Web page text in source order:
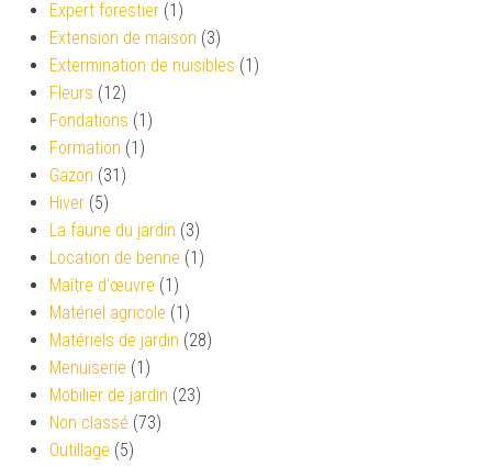
Expert forestier (1)
Extension de maison (3)
Extermination de nuisibles (1)
Fleurs (12)
Fondations (1)
Formation (1)
Gazon (31)
Hiver (5)
La faune du jardin (3)
Location de benne (1)
Maître d'œuvre (1)
Matériel agricole (1)
Matériels de jardin (28)
Menuiserie (1)
Mobilier de jardin (23)
Non classé (73)
Outillage (5)